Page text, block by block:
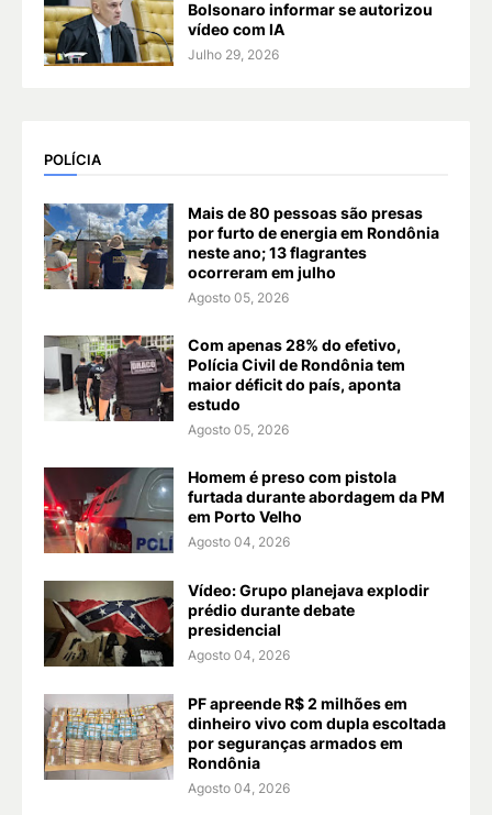
Bolsonaro informar se autorizou
vídeo com IA
Julho 29, 2026
POLÍCIA
Mais de 80 pessoas são presas
por furto de energia em Rondônia
neste ano; 13 flagrantes
ocorreram em julho
Agosto 05, 2026
Com apenas 28% do efetivo,
Polícia Civil de Rondônia tem
maior déficit do país, aponta
estudo
Agosto 05, 2026
Homem é preso com pistola
furtada durante abordagem da PM
em Porto Velho
Agosto 04, 2026
Vídeo: Grupo planejava explodir
prédio durante debate
presidencial
Agosto 04, 2026
PF apreende R$ 2 milhões em
dinheiro vivo com dupla escoltada
por seguranças armados em
Rondônia
Agosto 04, 2026